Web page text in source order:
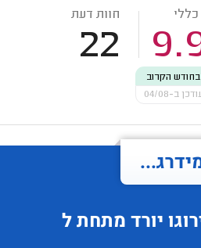
כללי חוות דעת
22
בחודש הקרוב
ב-04/08
יורד מתחת ל